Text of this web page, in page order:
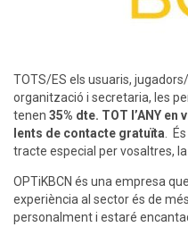
TOTS/ES els usuaris,
organització i secretaria, les
tenen 35% dte. TOT l’ANY
lents de contacte gratuïta .
tracte especial per vosaltres, la
OPTiKBCN és una empresa
experiència al sector és de
personalment i estaré